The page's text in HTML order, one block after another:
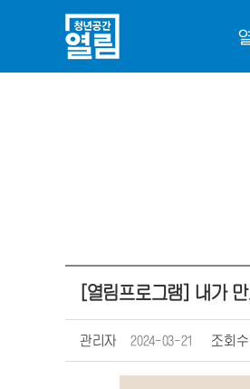
[열림프로그램] 내가
관리자 2024-03-21 조회수